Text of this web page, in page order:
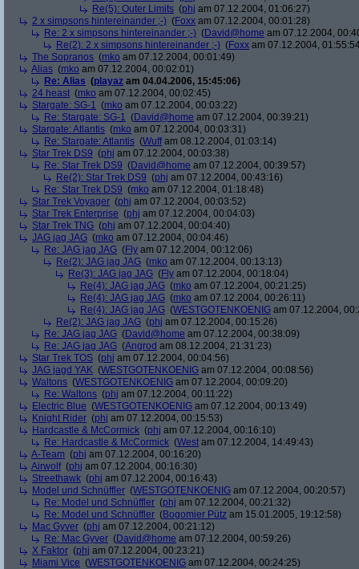
Re(5): Outer Limits (phj am 07.12.2004, 01:06:27)
2 x simpsons hintereinander ;-) (Foxx am 07.12.2004, 00:01:28)
Re: 2 x simpsons hintereinander ;-) (David@home am 07.12.2004,
Re(2): 2 x simpsons hintereinander ;-) (Foxx am 07.12.2004,
The Sopranos (mko am 07.12.2004, 00:01:49)
Alias (mko am 07.12.2004, 00:02:01)
Re: Alias (playaz am 04.04.2006, 15:45:06)
24 heast (mko am 07.12.2004, 00:02:45)
Stargate: SG-1 (mko am 07.12.2004, 00:03:22)
Re: Stargate: SG-1 (David@home am 07.12.2004, 00:39:21)
Stargate: Atlantis (mko am 07.12.2004, 00:03:31)
Re: Stargate: Atlantis (Wuffam 08.12.2004, 01:03:14)
Star Trek DS9 (phj am 07.12.2004, 00:03:38)
Re: Star Trek DS9 (David@home am 07.12.2004, 00:39:57)
Re(2): Star Trek DS9 (phj am 07.12.2004, 00:43:16)
Re: Star Trek DS9 (mko am 07.12.2004, 01:18:48)
Star Trek Voyager (phj am 07.12.2004, 00:03:52)
Star Trek Enterprise (phj am 07.12.2004, 00:04:03)
Star Trek TNG (phj am 07.12.2004, 00:04:40)
JAG jag JAG (mko am 07.12.2004, 00:04:46)
Re: JAG jag JAG (Fly am 07.12.2004, 00:12:06)
Re(2): JAG jag JAG (mko am 07.12.2004, 00:13:13)
Re(3): JAG jag JAG (Fly am 07.12.2004, 00:18:04)
Re(4): JAG jag JAG (mko am 07.12.2004, 00:21:25)
Re(4): JAG jag JAG (mko am 07.12.2004, 00:26:11)
Re(4): JAG jag JAG (WESTGOTENKOENIG am 07.12.2004,
Re(2): JAG jag JAG (phj am 07.12.2004, 00:15:26)
Re: JAG jag JAG (David@home am 07.12.2004, 00:38:09)
Re: JAG jag JAG (Angrod am 08.12.2004, 21:31:23)
Star Trek TOS (phj am 07.12.2004, 00:04:56)
JAG jagd YAK (WESTGOTENKOENIG am 07.12.2004, 00:08:56)
Waltons (WESTGOTENKOENIG am 07.12.2004, 00:09:20)
Re: Waltons (phj am 07.12.2004, 00:11:22)
Electric Blue (WESTGOTENKOENIG am 07.12.2004, 00:13:49)
Knight Rider (phj am 07.12.2004, 00:15:53)
Hardcastle & McCormick (phj am 07.12.2004, 00:16:10)
Re: Hardcastle & McCormick (West am 07.12.2004, 14:49:43)
A-Team (phj am 07.12.2004, 00:16:20)
Airwolf(phj am 07.12.2004, 00:16:30)
Streethawk (phj am 07.12.2004, 00:16:43)
Model und Schnüffler (WESTGOTENKOENIG am 07.12.2004, 00:20:57)
Re: Model und Schnüffler (phj am 07.12.2004, 00:21:32)
Re: Model und Schnüffler (Bogomier Pütz am 15.01.2005, 19:12:58)
Mac Gyver (phj am 07.12.2004, 00:21:12)
Re: Mac Gyver (David@home am 07.12.2004, 00:59:26)
X Faktor (phj am 07.12.2004, 00:23:21)
Miami Vice (WESTGOTENKOENIG am 07.12.2004, 00:24:25)